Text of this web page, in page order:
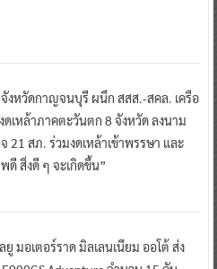
งหวัดกาญจนบุรี ผนึก สสส.-สคล. เครือ
ดเหล้าภาคตะวันตก 8 จังหวัด ลงนาม
21 สภ. ร่วมงดเหล้าเข้าพรรษา และ
ดี สิ่งดี ๆ จะเกิดขึ้น”
ยู มอเตอร์ราด มิลเลนเนียม ออโต้ ส่ง